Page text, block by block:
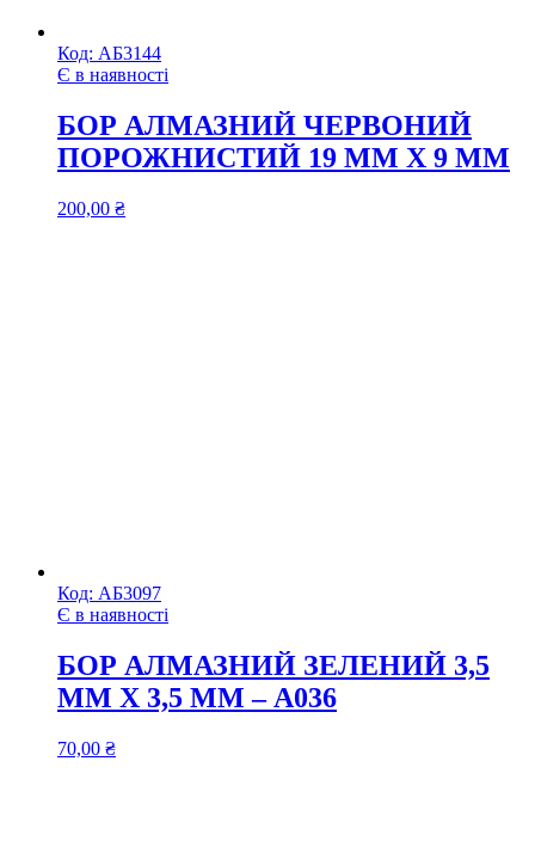
Код: АБ3144
Є в наявності
БОР АЛМАЗНИЙ ЧЕРВОНИЙ
ПОРОЖНИСТИЙ 19 ММ Х 9 ММ
200,00 ₴
Код: АБ3097
Є в наявності
БОР АЛМАЗНИЙ ЗЕЛЕНИЙ 3,5
ММ Х 3,5 ММ – А036
70,00 ₴